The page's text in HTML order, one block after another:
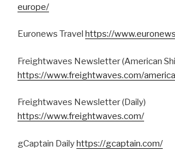
europe/
Euronews Travel https://
Freightwaves Newsletter (American
https://www.freightwaves.com/
Freightwaves Newsletter (Daily)
https://www.freightwaves.com/
gCaptain Dailyhttps://gcaptain.com/